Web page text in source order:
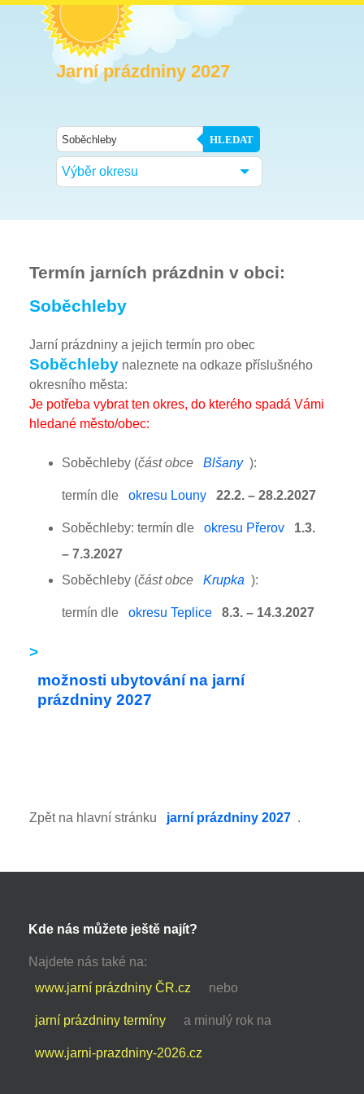
Jarní prázdniny 2027
HLEDAT
Výběr okresu
Termín jarních prázdnin v obci:
Soběchleby
Jarní prázdniny a jejich termín pro obec
Soběchleby naleznete na odkaze příslušného
okresního města:
Je potřeba vybrat ten okres, do kterého spadá Vámi
hledané město/obec:
Soběchleby (část obce Blšany ):
termín dle okresu Louny 22.2. – 28.2.2027
Soběchleby: termín dle okresu Přerov
1.3.
– 7.3.2027
Soběchleby (část obce Krupka ):
termín dle okresu Teplice 8.3. – 14.3.2027
>
možnosti ubytování na jarní
prázdniny 2027
Zpět na hlavní stránku jarní prázdniny 2027 .
Kde nás můžete ještě najít?
Najdete nás také na:
www.jarní prázdniny ČR.cz
nebo
jarní prázdniny termíny a minulý rok na
www.jarni-prazdniny-2026.cz